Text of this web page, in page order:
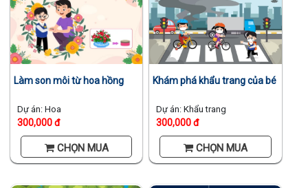
Làm son môi từ hoa hồng
Dự án: Hoa
300,000 đ
CHỌN MUA
Khám phá khẩu trang của bé
Dự án: Khẩu trang
300,000 đ
CHỌN MUA